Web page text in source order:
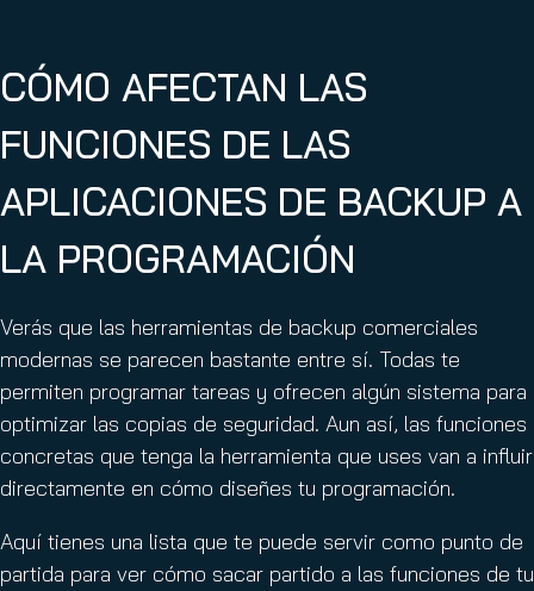
CÓMO AFECTAN LAS
FUNCIONES DE LAS
APLICACIONES DE BACKUP A
LA PROGRAMACIÓN
Verás que las herramientas de backup comerciales
modernas se parecen bastante entre sí. Todas te
permiten programar tareas y ofrecen algún sistema para
optimizar las copias de seguridad. Aun así, las funciones
concretas que tenga la herramienta que uses van a influir
directamente en cómo diseñes tu programación.
Aquí tienes una lista que te puede servir como punto de
partida para ver cómo sacar partido a las funciones de tu